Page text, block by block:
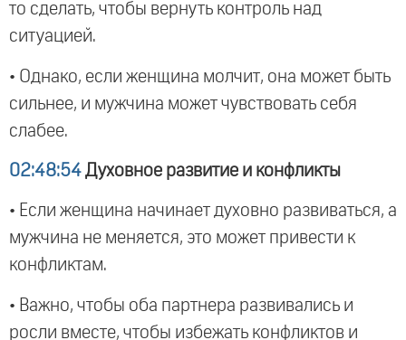
то сделать, чтобы вернуть контроль над
ситуацией.
• Однако, если женщина молчит, она может быть
сильнее, и мужчина может чувствовать себя
слабее.
02:48:54 Духовное развитие и конфликты
• Если женщина начинает духовно развиваться, а
мужчина не меняется, это может привести к
конфликтам.
• Важно, чтобы оба партнера развивались и
росли вместе, чтобы избежать конфликтов и